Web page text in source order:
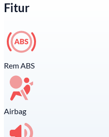
Fitur
Rem ABS
Airbag